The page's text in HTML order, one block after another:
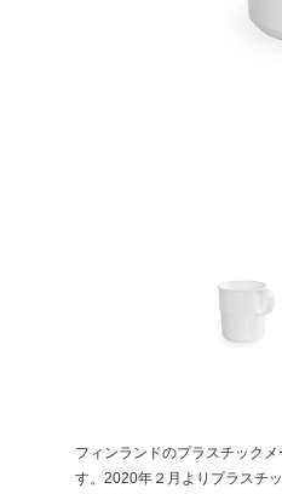
フィンランドのプラスチック
す。2020年２月よりプラスチ